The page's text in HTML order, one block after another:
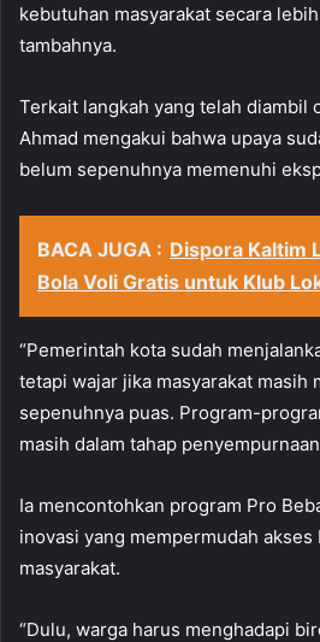
kebutuhan masyarakat secara
tambahnya.
Terkait langkah yang telah diambil
Ahmad mengakui bahwa upaya
belum sepenuhnya memenuhi
BACA JUGA : Dispora Kaltim
Bola Voli Gratis untuk Klub
“Pemerintah kota sudah
tetapi wajar jika masyarakat masih
sepenuhnya puas. Program-
masih dalam tahap
Ia mencontohkan program Pro
inovasi yang mempermudah akses
masyarakat.
“Dulu, warga harus menghadapi